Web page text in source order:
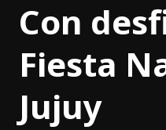
Con
Fiesta
Jujuy